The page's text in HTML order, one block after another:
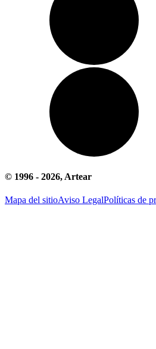
© 1996 - 2026, Artear
Mapa del sitioAviso LegalPolíticas de